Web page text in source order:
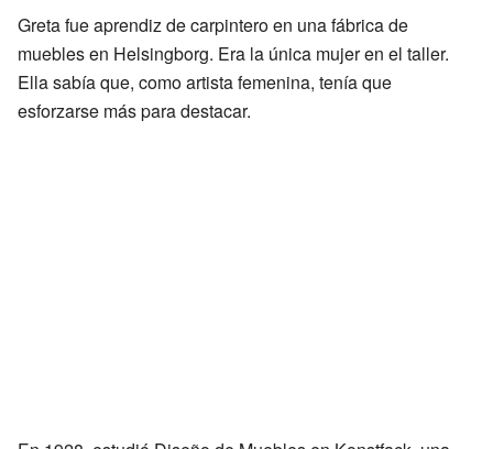
Greta fue aprendiz de carpintero en una fábrica de
muebles en Helsingborg. Era la única mujer en el taller.
Ella sabía que, como artista femenina, tenía que
esforzarse más para destacar.